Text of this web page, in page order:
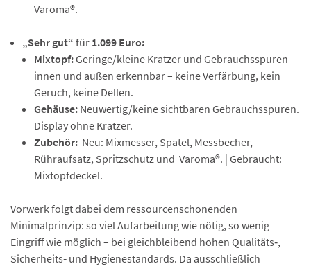
Varoma®.
„Sehr gut“ für 1.099 Euro:
Mixtopf:Geringe/kleine Kratzer und Gebrauchsspuren
innen und außen erkennbar – keine Verfärbung, kein
Geruch, keine Dellen.
Gehäuse: Neuwertig/keine sichtbaren Gebrauchsspuren.
Display ohne Kratzer.
Zubehör: Neu: Mixmesser, Spatel, Messbecher,
Rühraufsatz, Spritzschutz und Varoma®. | Gebraucht:
Mixtopfdeckel.
Vorwerk folgt dabei dem ressourcenschonenden
Minimalprinzip: so viel Aufarbeitung wie nötig, so wenig
Eingriff wie möglich – bei gleichbleibend hohen Qualitäts‑,
Sicherheits‑ und Hygienestandards. Da ausschließlich